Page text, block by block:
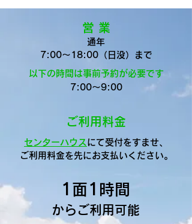
営 業
通年
7:00～18:00（日没）まで
以下の時間は事前予約が必要です
7:00～9:00
ご利用料金
センターハウス にて受付をすませ、
ご利用料金を先にお支払いください。
1 面1 時間
からご利用 可能